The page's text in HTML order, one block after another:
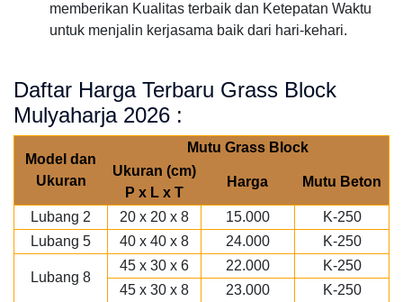
memberikan Kualitas terbaik dan Ketepatan Waktu
untuk menjalin kerjasama baik dari hari-kehari.
Daftar Harga Terbaru Grass Block
Mulyaharja 2026 :
Model dan
Ukuran
Mutu Grass Block
Ukuran (cm)
P x L x T
Harga Mutu Beton
Lubang 2 20 x 20 x 8 15.000
K-250
Lubang 5
40 x 40 x 8 24.000 K-250
Lubang 8
45 x 30 x 6 22.000
K-250
45 x 30 x 8
23.000 K-250